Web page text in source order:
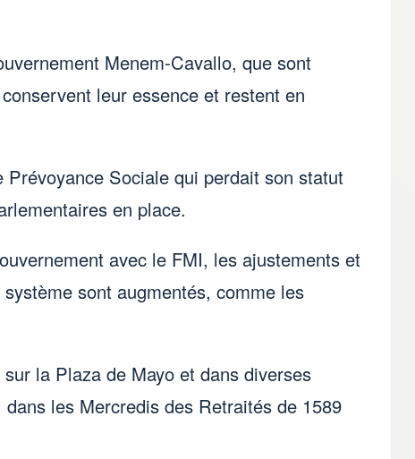
Menem-Cavallo, que sont
leur essence et restent en
Sociale qui perdait son statut
en place.
avec le FMI, les ajustements et
sont augmentés, comme les
la Plaza de Mayo et dans diverses
les Mercredis des Retraités de 1589